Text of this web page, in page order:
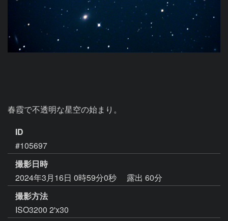
春霞で不透明な星空の始まり。
ID
#105697
撮影日時
2024年3月16日 0時59分0秒
露出 60分
撮影方法
ISO3200 2'x30